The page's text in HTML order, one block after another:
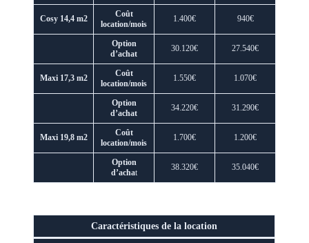
Cosy 14,4 m2
Coût
location/mois
1.400€ 940€
Option
d’achat
30.120€ 27.540€
Maxi 17,3 m2
Coût
location/mois
1.550€ 1.070€
Option
d’achat
34.220€ 31.290€
Maxi 19,8 m2
Coût
location/mois
1.700€ 1.200€
Option
d’achat
38.320€ 35.040€
Caractéristiques de la location